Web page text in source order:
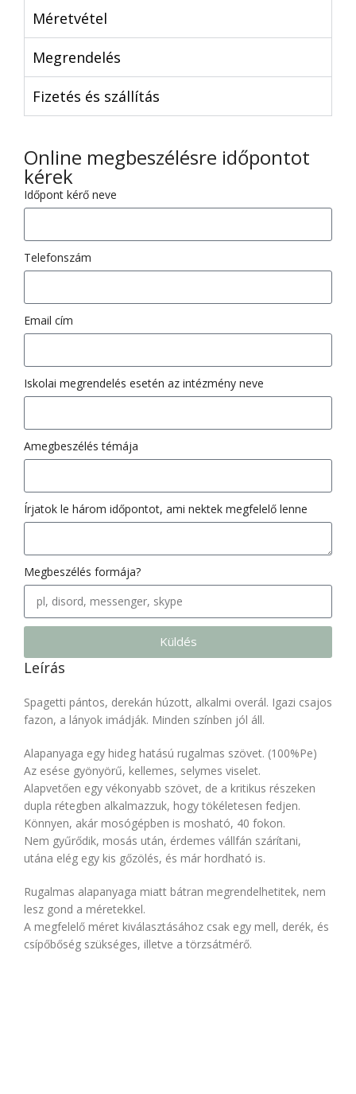
Méretvétel
Megrendelés
Fizetés és szállítás
Online megbeszélésre időpontot
kérek
Időpont kérő neve
Telefonszám
Email cím
Iskolai megrendelés esetén az intézmény neve
Amegbeszélés témája
Írjatok le három időpontot, ami nektek megfelelő lenne
Megbeszélés formája?
Küldés
Leírás
Spagetti pántos, derekán húzott, alkalmi overál. Igazi csajos
fazon, a lányok imádják. Minden színben jól áll.
Alapanyaga egy hideg hatású rugalmas szövet. (100%Pe)
Az esése gyönyörű, kellemes, selymes viselet.
Alapvetően egy vékonyabb szövet, de a kritikus részeken
dupla rétegben alkalmazzuk, hogy tökéletesen fedjen.
Könnyen, akár mosógépben is mosható, 40 fokon.
Nem gyűrődik, mosás után, érdemes vállfán szárítani,
utána elég egy kis gőzölés, és már hordható is.
Rugalmas alapanyaga miatt bátran megrendelhetitek, nem
lesz gond a méretekkel.
A megfelelő méret kiválasztásához csak egy mell, derék, és
csípőbőség szükséges, illetve a törzsátmérő.